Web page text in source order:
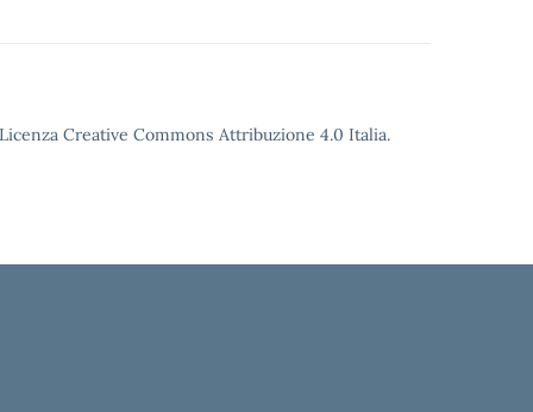
Creative Commons Attribuzione 4.0 Italia.